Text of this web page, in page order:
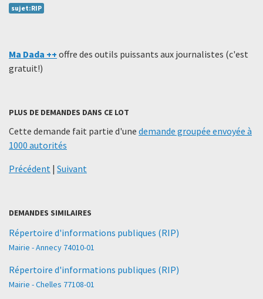
sujet:RIP
Ma Dada ++ offre des outils puissants aux journalistes (c'est
gratuit!)
PLUS DE DEMANDES DANS CE LOT
Cette demande fait partie d'une demande groupée envoyée à
1000 autorités
Précédent | Suivant
DEMANDES SIMILAIRES
Répertoire d'informations publiques (RIP)
Mairie - Annecy 74010-01
Répertoire d'informations publiques (RIP)
Mairie - Chelles 77108-01